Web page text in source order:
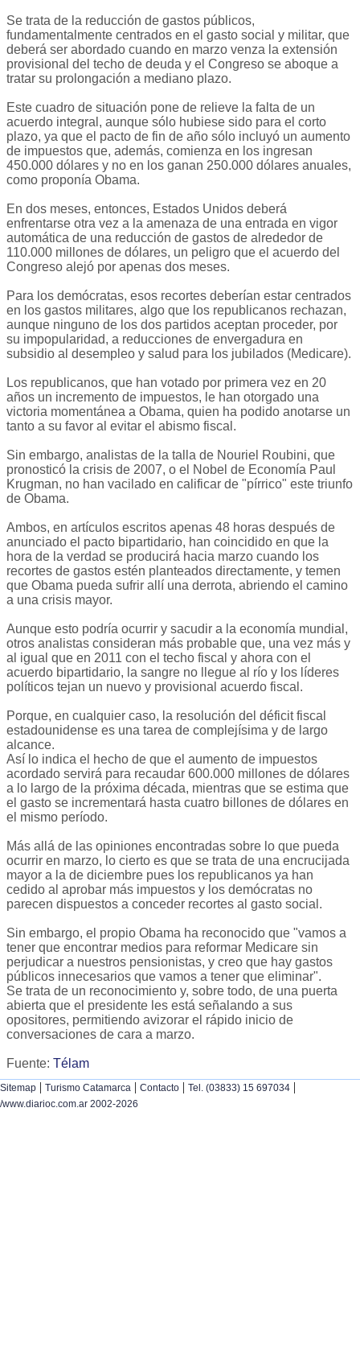
Se trata de la reducción de gastos públicos,
fundamentalmente centrados en el gasto social y militar, que
deberá ser abordado cuando en marzo venza la extensión
provisional del techo de deuda y el Congreso se aboque a
tratar su prolongación a mediano plazo.
Este cuadro de situación pone de relieve la falta de un
acuerdo integral, aunque sólo hubiese sido para el corto
plazo, ya que el pacto de fin de año sólo incluyó un aumento
de impuestos que, además, comienza en los ingresan
450.000 dólares y no en los ganan 250.000 dólares anuales,
como proponía Obama.
En dos meses, entonces, Estados Unidos deberá
enfrentarse otra vez a la amenaza de una entrada en vigor
automática de una reducción de gastos de alrededor de
110.000 millones de dólares, un peligro que el acuerdo del
Congreso alejó por apenas dos meses.
Para los demócratas, esos recortes deberían estar centrados
en los gastos militares, algo que los republicanos rechazan,
aunque ninguno de los dos partidos aceptan proceder, por
su impopularidad, a reducciones de envergadura en
subsidio al desempleo y salud para los jubilados (Medicare).
Los republicanos, que han votado por primera vez en 20
años un incremento de impuestos, le han otorgado una
victoria momentánea a Obama, quien ha podido anotarse un
tanto a su favor al evitar el abismo fiscal.
Sin embargo, analistas de la talla de Nouriel Roubini, que
pronosticó la crisis de 2007, o el Nobel de Economía Paul
Krugman, no han vacilado en calificar de "pírrico" este triunfo
de Obama.
Ambos, en artículos escritos apenas 48 horas después de
anunciado el pacto bipartidario, han coincidido en que la
hora de la verdad se producirá hacia marzo cuando los
recortes de gastos estén planteados directamente, y temen
que Obama pueda sufrir allí una derrota, abriendo el camino
a una crisis mayor.
Aunque esto podría ocurrir y sacudir a la economía mundial,
otros analistas consideran más probable que, una vez más y
al igual que en 2011 con el techo fiscal y ahora con el
acuerdo bipartidario, la sangre no llegue al río y los líderes
políticos tejan un nuevo y provisional acuerdo fiscal.
Porque, en cualquier caso, la resolución del déficit fiscal
estadounidense es una tarea de complejísima y de largo
alcance.
Así lo indica el hecho de que el aumento de impuestos
acordado servirá para recaudar 600.000 millones de dólares
a lo largo de la próxima década, mientras que se estima que
el gasto se incrementará hasta cuatro billones de dólares en
el mismo período.
Más allá de las opiniones encontradas sobre lo que pueda
ocurrir en marzo, lo cierto es que se trata de una encrucijada
mayor a la de diciembre pues los republicanos ya han
cedido al aprobar más impuestos y los demócratas no
parecen dispuestos a conceder recortes al gasto social.
Sin embargo, el propio Obama ha reconocido que "vamos a
tener que encontrar medios para reformar Medicare sin
perjudicar a nuestros pensionistas, y creo que hay gastos
públicos innecesarios que vamos a tener que eliminar".
Se trata de un reconocimiento y, sobre todo, de una puerta
abierta que el presidente les está señalando a sus
opositores, permitiendo avizorar el rápido inicio de
conversaciones de cara a marzo.
Fuente: Télam
Sitemap | Turismo Catamarca | Contacto | Tel. (03833) 15 697034 |
/www.diarioc.com.ar 2002-2026